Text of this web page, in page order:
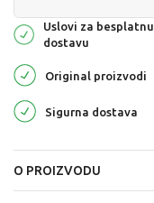
Uslovi za besplatnu
dostavu
Original proizvodi
Sigurna dostava
O PROIZVODU